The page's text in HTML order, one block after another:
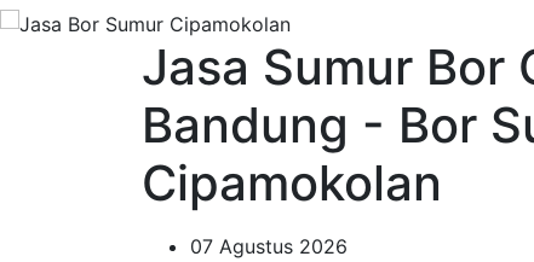
Jasa Sumur Bor
Bandung - Bor
Cipamokolan
07 Agustus 2026